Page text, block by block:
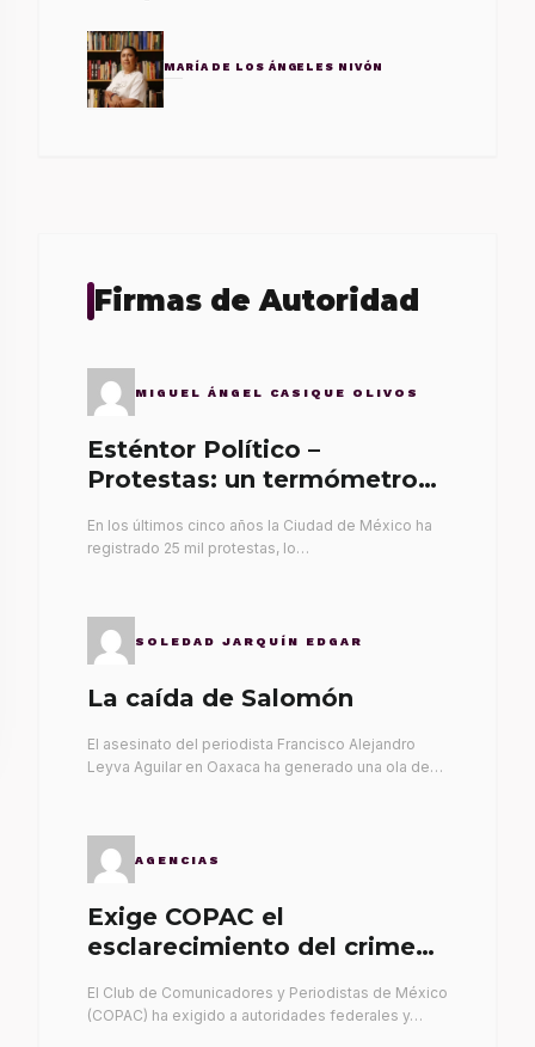
MARÍA DE LOS ÁNGELES NIVÓN
Firmas de Autoridad
MIGUEL ÁNGEL CASIQUE OLIVOS
Esténtor Político –
Protestas: un termómetro
En los últimos cinco años la Ciudad de México ha
registrado 25 mil protestas, lo…
SOLEDAD JARQUÍN EDGAR
La caída de Salomón
El asesinato del periodista Francisco Alejandro
Leyva Aguilar en Oaxaca ha generado una ola de…
AGENCIAS
Exige COPAC el
esclarecimiento del crimen
El Club de Comunicadores y Periodistas de México
(COPAC) ha exigido a autoridades federales y…